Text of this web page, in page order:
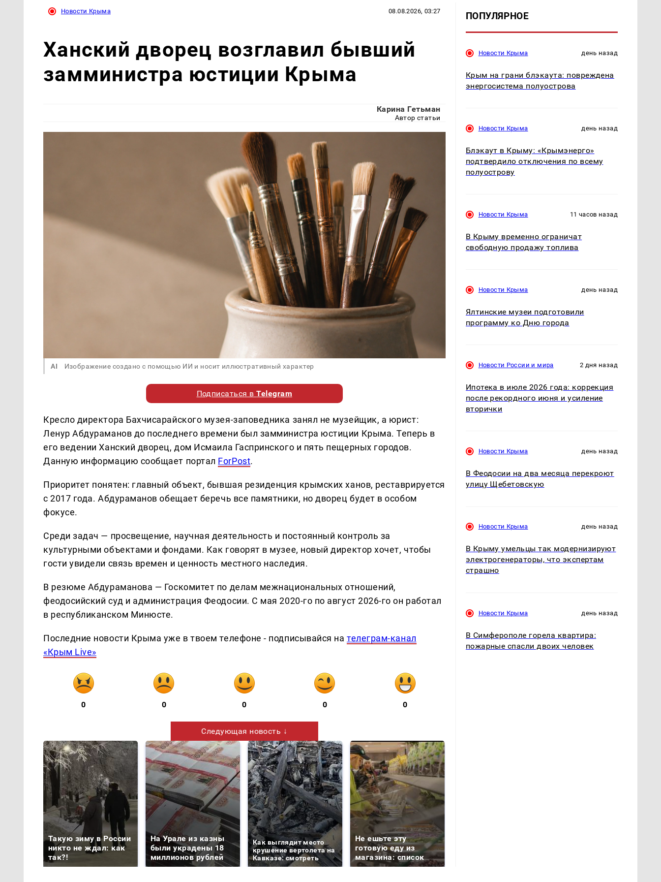
Новости Крыма 08.08.2026, 03:27
Ханский дворец возглавил бывший
замминистра юстиции Крыма
Карина Гетьман
Автор статьи
AI Изображение создано с помощью ИИ и носит иллюстративный характер
Подписаться вTelegram
Кресло директора Бахчисарайского музея-заповедника занял не музейщик, а юрист:
Ленур Абдураманов до последнего времени был замминистра юстиции Крыма. Теперь в
его ведении Ханский дворец, дом Исмаила Гаспринского и пять пещерных городов.
Данную информацию сообщает портал ForPost.
Приоритет понятен: главный объект, бывшая резиденция крымских ханов, реставрируется
с 2017 года. Абдураманов обещает беречь все памятники, но дворец будет в особом
фокусе.
Среди задач — просвещение, научная деятельность и постоянный контроль за
культурными объектами и фондами. Как говорят в музее, новый директор хочет, чтобы
гости увидели связь времен и ценность местного наследия.
В резюме Абдураманова — Госкомитет по делам межнациональных отношений,
феодосийский суд и администрация Феодосии. С мая 2020-го по август 2026-го он работал
в республиканском Минюсте.
Последние новости Крыма уже в твоем телефоне - подписывайся нателеграм-канал
«Крым Live»
0 0 0 0 0
Следующая новость ↓
Такую зиму в России
никто не ждал: как
так?!
На Урале из казны
были украдены 18
миллионов рублей
Как выглядит место
крушение вертолета на
Кавказе: смотреть
Не ешьте эту
готовую еду из
магазина: список
ПОПУЛЯРНОЕ
Новости Крыма день назад
Крым на грани блэкаута: повреждена
энергосистема полуострова
Новости Крыма день назад
Блэкаут в Крыму: «Крымэнерго»
подтвердило отключения по всему
полуострову
Новости Крыма 11 часов назад
В Крыму временно ограничат
свободную продажу топлива
Новости Крыма день назад
Ялтинские музеи подготовили
программу ко Дню города
Новости России и мира 2 дня назад
Ипотека в июле 2026 года: коррекция
после рекордного июня и усиление
вторички
Новости Крыма день назад
В Феодосии на два месяца перекроют
улицу Щебетовскую
Новости Крыма день назад
В Крыму умельцы так модернизируют
электрогенераторы, что экспертам
страшно
Новости Крыма день назад
В Симферополе горела квартира:
пожарные спасли двоих человек